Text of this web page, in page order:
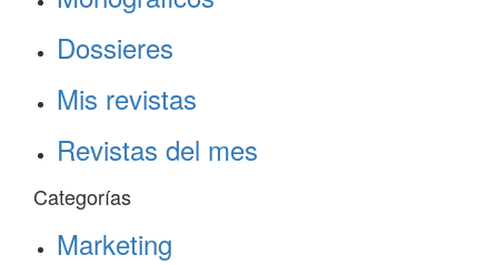
Dossieres
Mis revistas
Revistas del mes
Categorías
Marketing